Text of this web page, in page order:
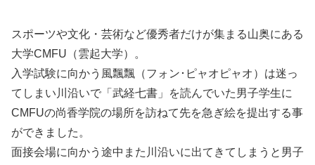
スポーツや文化・芸術など優秀者だけが集まる山奥にある
大学CMFU（雲起大学）。
入学試験に向かう風飄飄（フォン･ピャオピャオ）は迷っ
てしまい川沿いで「武経七書」を読んでいた男子学生に
CMFUの尚香学院の場所を訪ねて先を急ぎ絵を提出する事
ができました。
面接会場に向かう途中また川沿いに出てきてしまうと男子